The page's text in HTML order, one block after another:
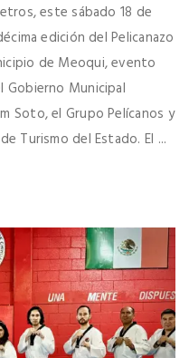
este sábado 18 de
edición del Pelicanazo
de Meoqui, evento
Gobierno Municipal
Soto, el Grupo Pelícanos y
Turismo del Estado. El ...